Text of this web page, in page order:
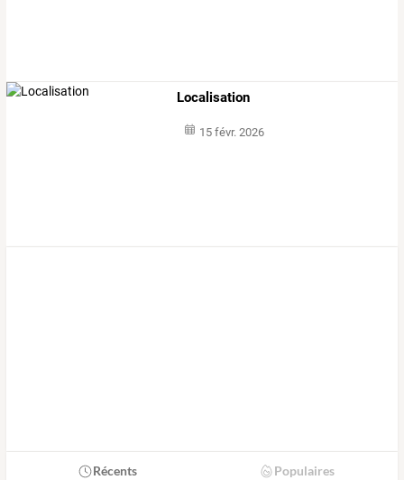
Localisation
15 févr. 2026
Récents Populaires